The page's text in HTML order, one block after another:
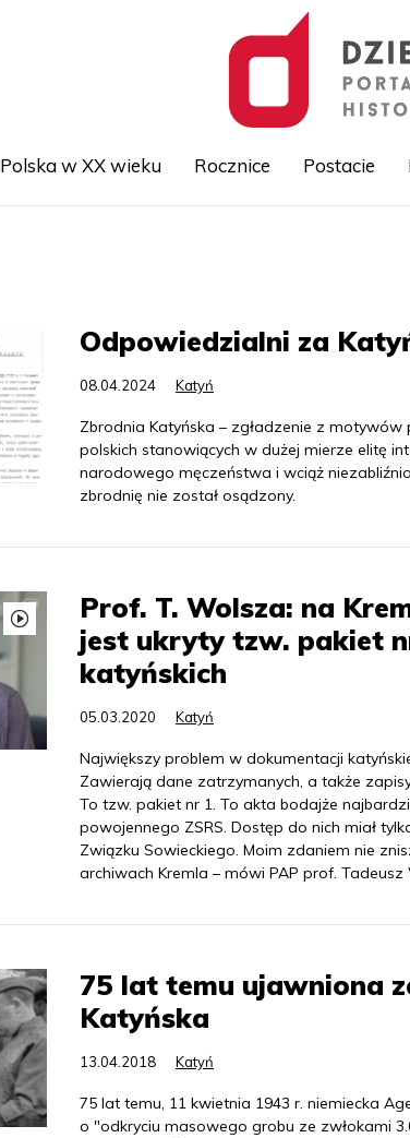
Polska w XX wieku Rocznice Postacie
Odpowiedzialni za
08.04.2024 Katyń
Zbrodnia Katyńska – zgładzenie z motywów
polskich stanowiących w dużej mierze elitę
narodowego męczeństwa i wciąż
zbrodnię nie został osądzony.
Prof. T. Wolsza: na
jest ukryty tzw. pakiet
katyńskich
05.03.2020 Katyń
Największy problem w dokumentacji
Zawierają dane zatrzymanych, a także
To tzw. pakiet nr 1. To akta bodajże
powojennego ZSRS. Dostęp do nich miał
Związku Sowieckiego. Moim zdaniem nie
archiwach Kremla – mówi PAP prof. Tadeusz
75 lat temu ujawniona
Katyńska
13.04.2018 Katyń
75 lat temu, 11 kwietnia 1943 r. niemiecka
o "odkryciu masowego grobu ze zwłokami